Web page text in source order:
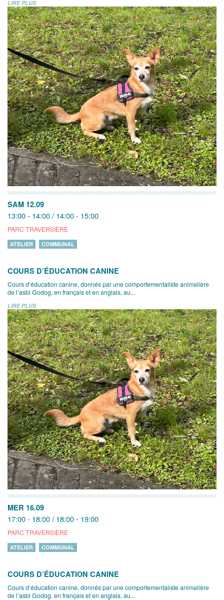
LIRE PLUS
SAM 12.09
13:00 - 14:00 / 14:00 - 15:00
PARC TRAVERSIÈRE
ATELIER COMMUNAL
COURS D’ÉDUCATION CANINE
Cours d’éducation canine, donnés par une comportementaliste animalière
de l’asbl Godog, en français et en anglais, au...
LIRE PLUS
MER 16.09
17:00 - 18:00 / 18:00 - 19:00
PARC TRAVERSIÈRE
ATELIER COMMUNAL
COURS D’ÉDUCATION CANINE
Cours d’éducation canine, donnés par une comportementaliste animalière
de l’asbl Godog, en français et en anglais, au...